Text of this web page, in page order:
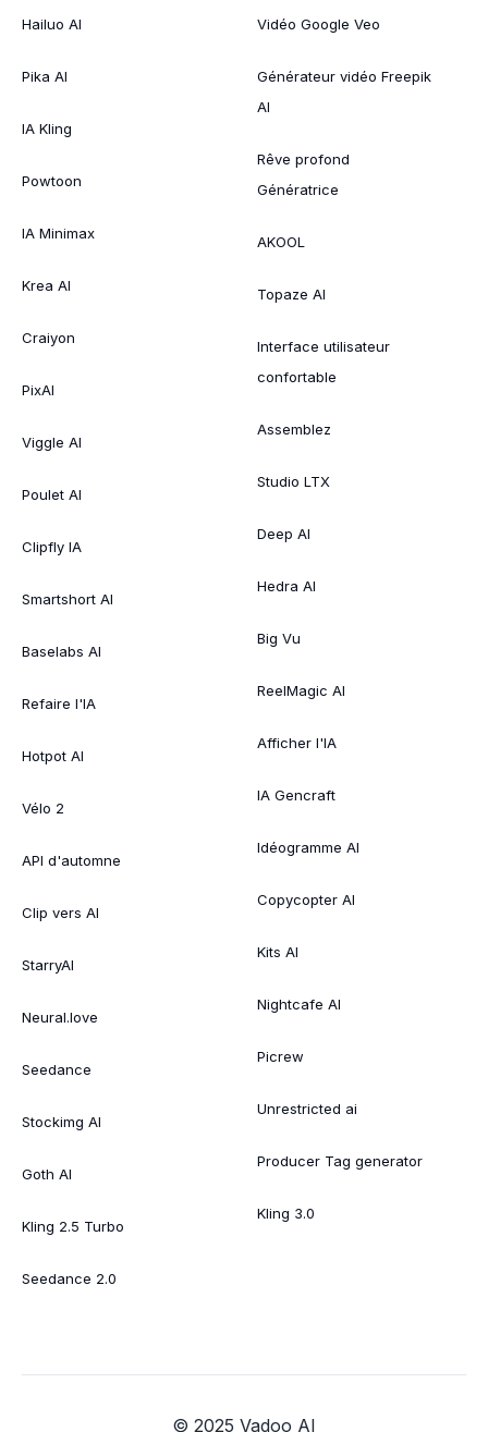
Hailuo AI
Pika AI
IA Kling
Powtoon
IA Minimax
Krea AI
Craiyon
PixAI
Viggle AI
Poulet AI
Clipfly IA
Smartshort AI
Baselabs AI
Refaire l'IA
Hotpot AI
Vélo 2
API d'automne
Clip vers AI
StarryAI
Neural.love
Seedance
Stockimg AI
Goth AI
Kling 2.5 Turbo
Seedance 2.0
Vidéo Google Veo
Générateur vidéo Freepik
AI
Rêve profond
Génératrice
AKOOL
Topaze AI
Interface utilisateur
confortable
Assemblez
Studio LTX
Deep AI
Hedra AI
Big Vu
ReelMagic AI
Afficher l'IA
IA Gencraft
Idéogramme AI
Copycopter AI
Kits AI
Nightcafe AI
Picrew
Unrestricted ai
Producer Tag generator
Kling 3.0
© 2025 Vadoo AI